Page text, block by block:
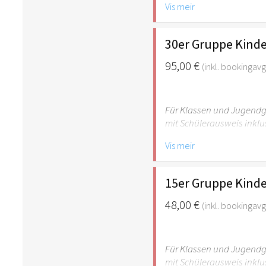
empfehlenswert.
Vis meir
30er Gruppe
95,00 € (inkl.
Für Klassen und
mit Schülerausweis
Hinweis: Für Kinder
empfehlenswert.
Vis meir
15er Gruppe
48,00 € (inkl.
Für Klassen und
mit Schülerausweis